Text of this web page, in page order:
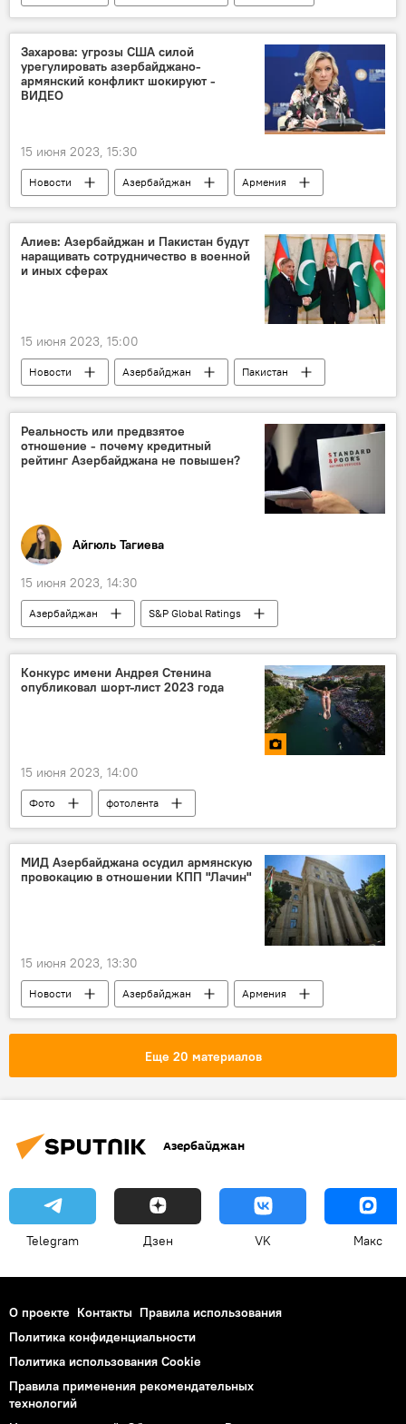
Коридор "Север-Юг"
Санкт-Петербург
Экономика
Захарова: угрозы США силой
урегулировать азербайджано-
армянский конфликт шокируют -
ВИДЕО
15 июня 2023, 15:30
Новости Азербайджан
Армения
Россия
США
МИД РФ
Мария Захарова
Карабах
Алиев: Азербайджан и Пакистан будут
наращивать сотрудничество в военной
и иных сферах
15 июня 2023, 15:00
Новости Азербайджан
Пакистан
Ильхам Алиев
Мухаммад Шахбаз Шариф
сотрудничество
Реальность или предвзятое
отношение - почему кредитный
рейтинг Азербайджана не повышен?
Айгюль Тагиева
15 июня 2023, 14:30
Азербайджан
S&P Global Ratings
Экономика
рейтинг
мнение
Министерство финансов
эксперт Эмин Гарибли
Конкурс имени Андрея Стенина
опубликовал шорт-лист 2023 года
15 июня 2023, 14:00
Фото
фотолента
Конкурс имени Андрея Стенина
МИА "Россия сегодня"
Россия
МИД Азербайджана осудил армянскую
провокацию в отношении КПП "Лачин"
15 июня 2023, 13:30
Новости Азербайджан
Армения
мид армении
армянская провокация
Еще 20 материалов
Азербайджан
Telegram Дзен VK Макс
О проекте Контакты Правила использования
Политика конфиденциальности
Политика использования Cookie
Правила применения рекомендательных
технологий